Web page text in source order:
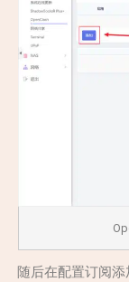
随后在配置订阅